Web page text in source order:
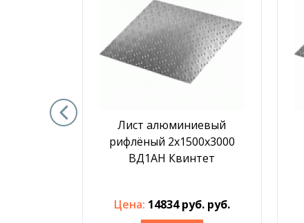
Лист алюминиевый
рифлёный 2х1500х3000
ВД1АН Квинтет
Цена: 14834 руб. руб.